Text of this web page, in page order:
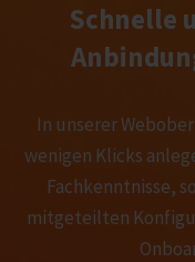
Schnelle
In unserer
wenigen Klicks
Fachkenntnisse,
mitgeteilten